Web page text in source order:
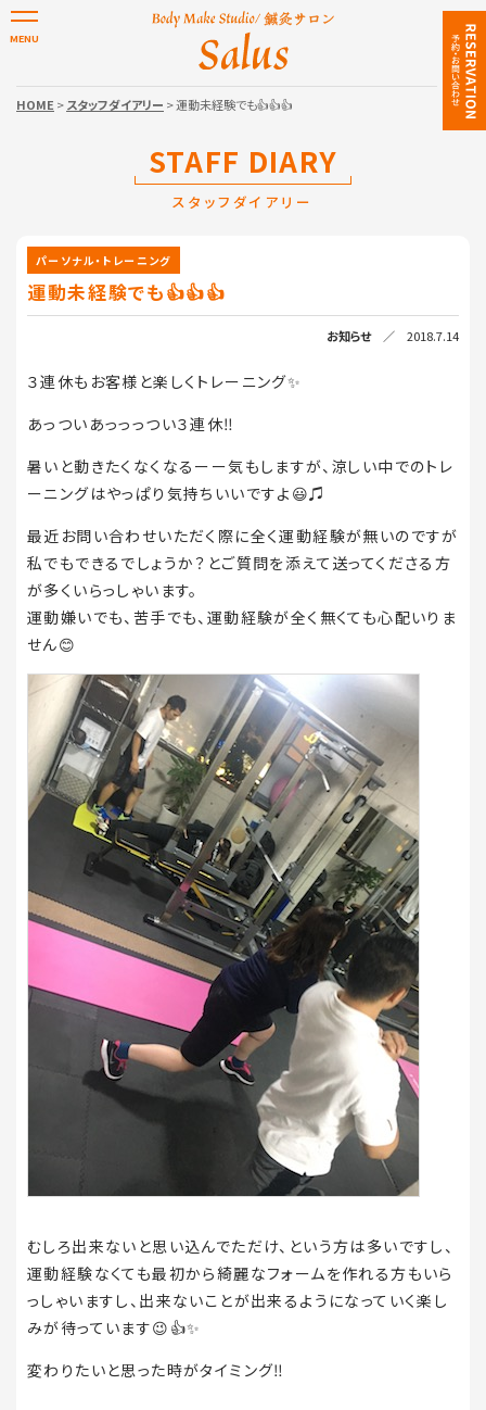
HOME >スタッフダイアリー > 運動未経験でも👍👍👍
STAFF DIARY
スタッフダイアリー
パーソナル・トレーニング
運動未経験でも👍👍👍
お知らせ／ 2018.7.14
３連休もお客様と楽しくトレーニング✨
あっついあっっっつい３連休‼️
暑いと動きたくなくなるーー気もしますが、涼しい中でのトレ
ーニングはやっぱり気持ちいいですよ😃♫
最近お問い合わせいただく際に全く運動経験が無いのですが
私でもできるでしょうか？とご質問を添えて送ってくださる方
が多くいらっしゃいます。
運動嫌いでも、苦手でも、運動経験が全く無くても心配いりま
せん😊
むしろ出来ないと思い込んでただけ、という方は多いですし、
運動経験なくても最初から綺麗なフォームを作れる方もいら
っしゃいますし、出来ないことが出来るようになっていく楽し
みが待っています😉👍✨
変わりたいと思った時がタイミング‼️